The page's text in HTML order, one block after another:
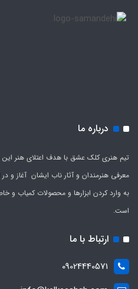
درباره ما
معرفی هنرمندان و آثار ناب ایشان آغاز و در
به وارد کردن ابزارها و محصولات کمیاب و
است.
ارتباط با ما
09024440571